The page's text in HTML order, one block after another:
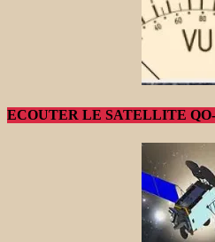
ECOUTER LE SATELLITE QO-